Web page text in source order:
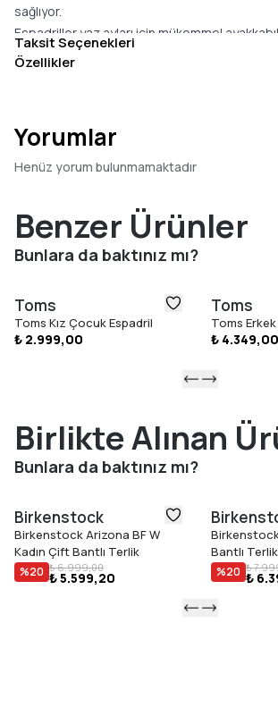
sağlıyor.
Espadriller yaz ayları için mükemmel
dökümlü güzel bir elbiseyle veya keten bir
TOMS''un misyonu; hayatları iyileştirmek için
kârının üçte birini sosyal girişimlere
çok insanın hayatını olumlu yönde
dönüştürülmüş pamuktan üretiliyor.
Taksit Seçenekleri
Özellikler
Yorumlar
Henüz yorum bulunmamaktadır
Benzer Ürünler
Bunlara da baktınız mı?
Toms
Toms Kız Çocuk Espadril
₺ 2.999,00
Toms
Toms
₺ 4.349,00
Birlikte Alınan
Bunlara da baktınız mı?
Birkenstock
Birkenstock Arizona BF W
Kadın Çift Bantlı Terlik
%20 ₺ 6.999,00
₺ 5.599,20
Bantlı Terlik
%20 ₺
₺